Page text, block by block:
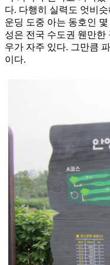
다. 다행히 실력도 엇비
운딩 도중 아는 동호인
성은 전국 수도권 웬만한
우가 자주 있다. 그만큼
이다.